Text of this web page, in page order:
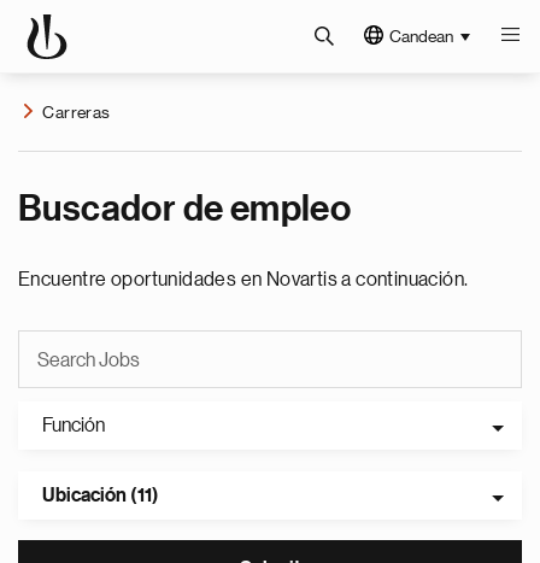
Candean
Carreras
Buscador de empleo
Encuentre oportunidades en Novartis a continuación.
Función
Ubicación (11)